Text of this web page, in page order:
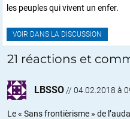
les peuples qui vivent un enfer.
VOIR DANS LA DISCUSSION
21 réactions et
LBSSO // 04.02.2018 à
Le « Sans frontièrisme » de